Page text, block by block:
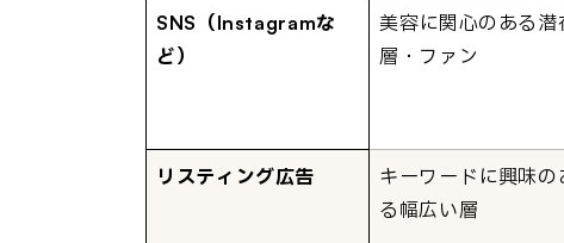
SNS（Instagramな
ど）
美容に関心のある潜
層・ファン
リスティング広告
キーワードに興味の
る幅広い層